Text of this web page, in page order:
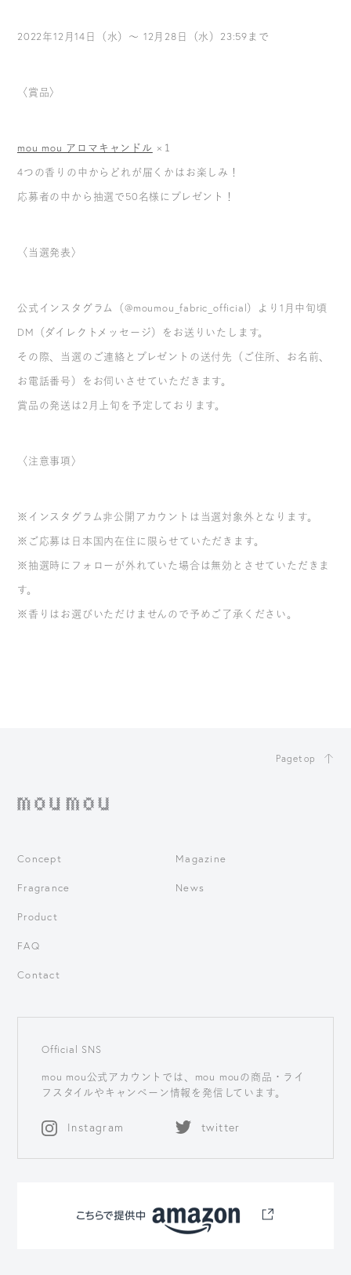
2022年12月14日（水）～ 12月28日（水）23:59まで
〈賞品〉
mou mou アロマキャンドル ×１
4つの香りの中からどれが届くかはお楽しみ！
応募者の中から抽選で50名様にプレゼント！
〈当選発表〉
公式インスタグラム（@moumou_fabric_official）より1月中旬頃
DM（ダイレクトメッセージ）をお送りいたします。
その際、当選のご連絡とプレゼントの送付先（ご住所、お名前、
お電話番号）をお伺いさせていただきます。
賞品の発送は2月上旬を予定しております。
〈注意事項〉
※インスタグラム非公開アカウントは当選対象外となります。
※ご応募は日本国内在住に限らせていただきます。
※抽選時にフォローが外れていた場合は無効とさせていただきま
す。
※香りはお選びいただけませんので予めご了承ください。
Pagetop
Concept
Fragrance
Product
Magazine
News
FAQ
Contact
Official SNS
mou mou公式アカウントでは、 mou mouの商品・ライ
フスタイルや キャンペーン情報を発信しています。
Instagram twitter